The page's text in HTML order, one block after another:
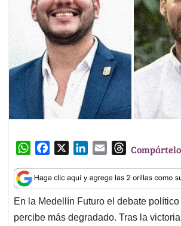
W
a
t
s
A
c
e
b
o
n
k
e
d
a
i
l
T
r
e
a
d
Compártelo
En la Medellín Futuro el debate
percibe más degradado. Tras la